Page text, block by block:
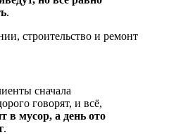
.
строительство и ремонт
сначала
говорят, и всё,
в мусор, а день ото
.